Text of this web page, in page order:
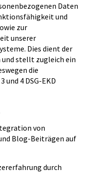
Daten
und
zur
unserer
Dies dient der
stellt zugleich ein
die
und 4 DSG-EKD
von
Blog-Beiträgen auf
durch